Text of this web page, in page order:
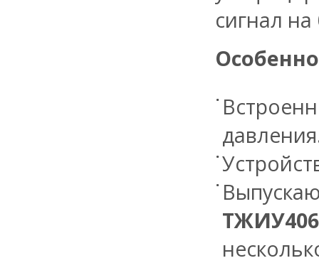
сигнал